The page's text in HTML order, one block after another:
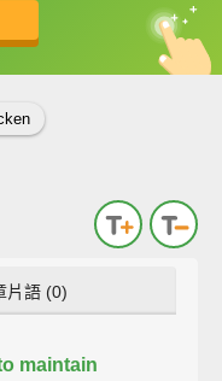
中
英
片語 (0)
maintain